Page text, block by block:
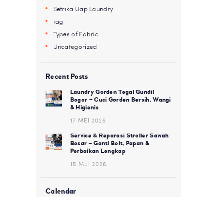
Setrika Uap Laundry
tag
Types of Fabric
Uncategorized
Recent Posts
Laundry Gorden Tegal Gundil
Bogor – Cuci Gorden Bersih, Wangi
& Higienis
17 MEI 2026
Service & Reparasi Stroller Sawah
Besar – Ganti Belt, Papan &
Perbaikan Lengkap
15 MEI 2026
Calendar